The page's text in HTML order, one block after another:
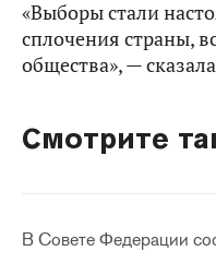
«Выборы стали
сплочения страны,
общества», —
Смотрите
В Совете Федерации